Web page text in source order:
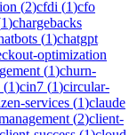
(2)cfdi (1)cfo
1)chargebacks
(1)chatgpt
optimization
(1)churn-
(1)cin7 (1)circular-
services (1)claude
(2)client-